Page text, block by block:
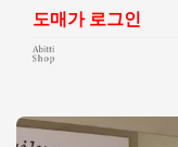
도매가 로그인